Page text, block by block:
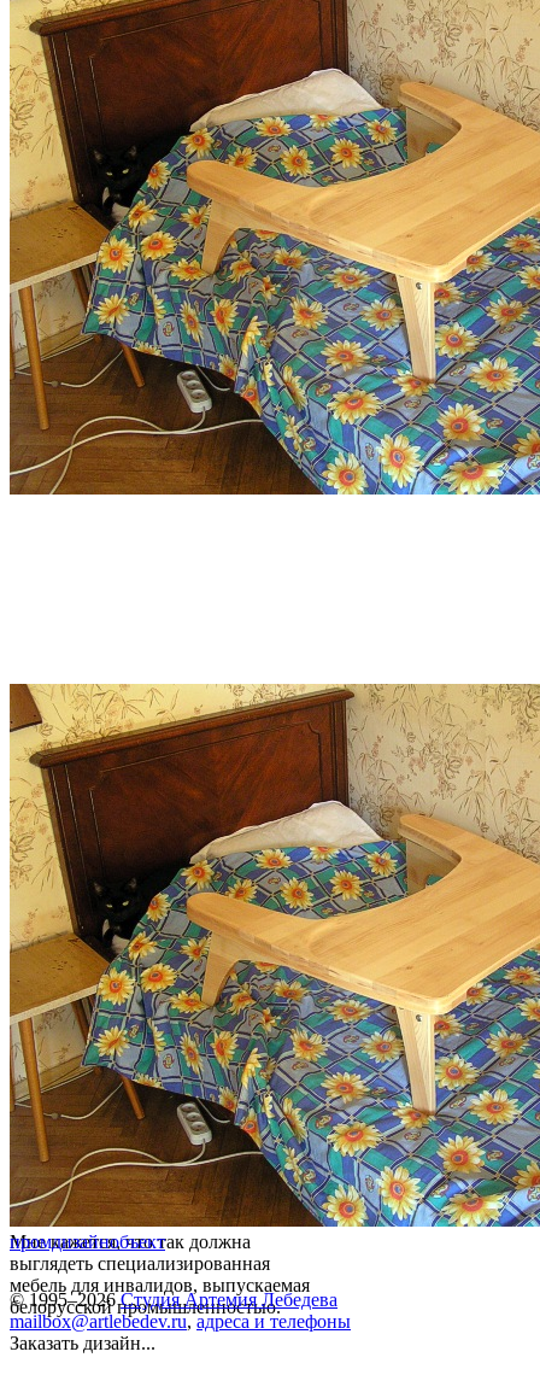
Мне кажется, что так должна
выглядеть специализированная
мебель для инвалидов, выпускаемая
белорусской промышленностью.
промдизайнобъект
© 1995–2026 Студия Артемия Лебедева
mailbox@artlebedev.ru, адреса и телефоны
Заказать дизайн...